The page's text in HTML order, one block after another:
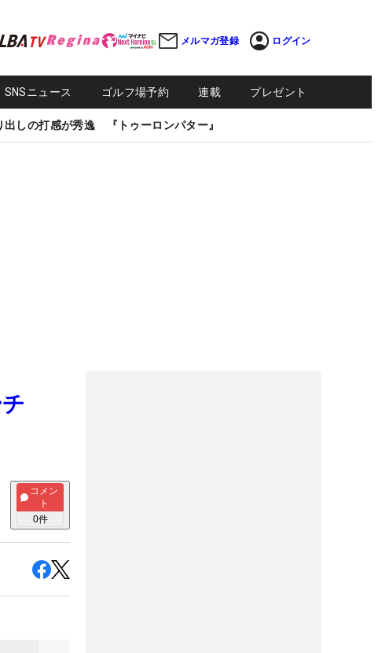
メルマガ登録 ログイン
SNSニュース ゴルフ場予約 連載 プレゼント
出しの打感が秀逸 『トゥーロンパター』
コメン
ト
0件